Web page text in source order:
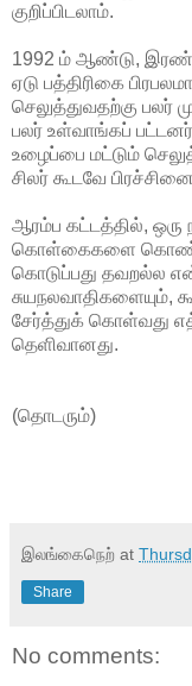
குறிப்பிடலாம்.
1992 ம் ஆண்டு,
ஏடு பத்திரிகை
செலுத்துவதற்கு பலர்
பலர் உள்வாங்கப்
உழைப்பை மட்டும்
சிலர் கூடவே
ஆரம்ப கட்டத்தில், ஒரு
கொள்கைகளை
கொடுப்பது தவறல்ல
சுயநலவாதிகளையும்,
சேர்த்துக் கொள்வது
தெளிவானது.
(தொடரும்)
இலங்கைநெற் at
Share
No comments: